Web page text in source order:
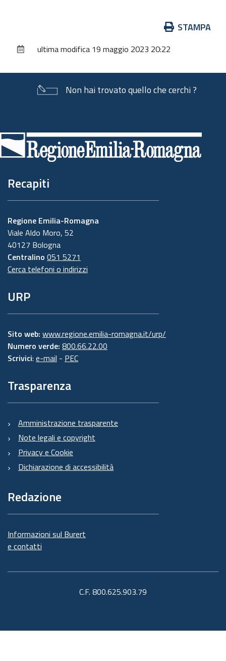
documento
STAMPA
ultima modifica 19 maggio 2023 20:22
Non hai trovato quello che cerchi ?
di
pagina
Recapiti
Regione Emilia-Romagna
Viale Aldo Moro, 52
40127 Bologna
Centralino 051 5271
Cerca telefoni o indirizzi
URP
Sito web: www.regione.emilia-romagna.it/urp/
Numero verde: 800.66.22.00
Scrivici: e-mail - PEC
Trasparenza
Amministrazione trasparente
Note legali e copyright
Privacy e Cookie
Dichiarazione di accessibilità
Redazione
Informazioni sul Burert
e contatti
C.F. 800.625.903.79